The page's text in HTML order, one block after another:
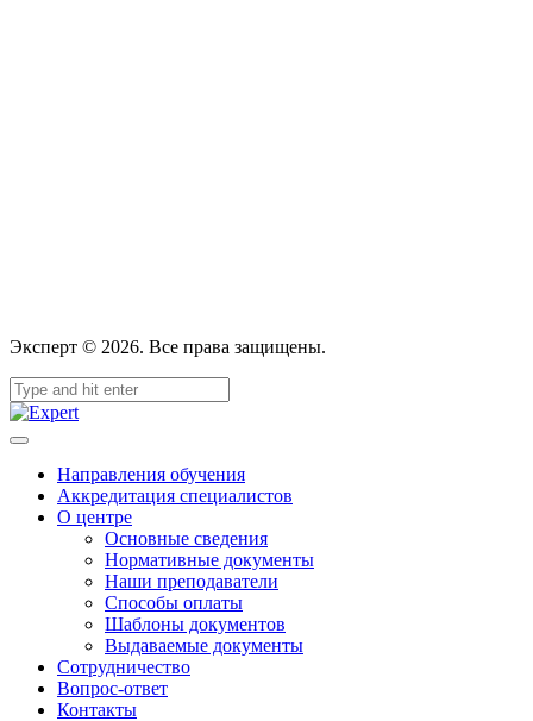
Эксперт © 2026. Все права защищены.
Направления обучения
Аккредитация специалистов
О центре
Основные сведения
Нормативные документы
Наши преподаватели
Способы оплаты
Шаблоны документов
Выдаваемые документы
Сотрудничество
Вопрос-ответ
Контакты